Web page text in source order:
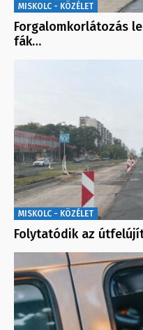
MISKOLC - KÖZÉLET
Forgalomkorlátozás
fák…
MISKOLC - KÖZÉLET
Folytatódik az